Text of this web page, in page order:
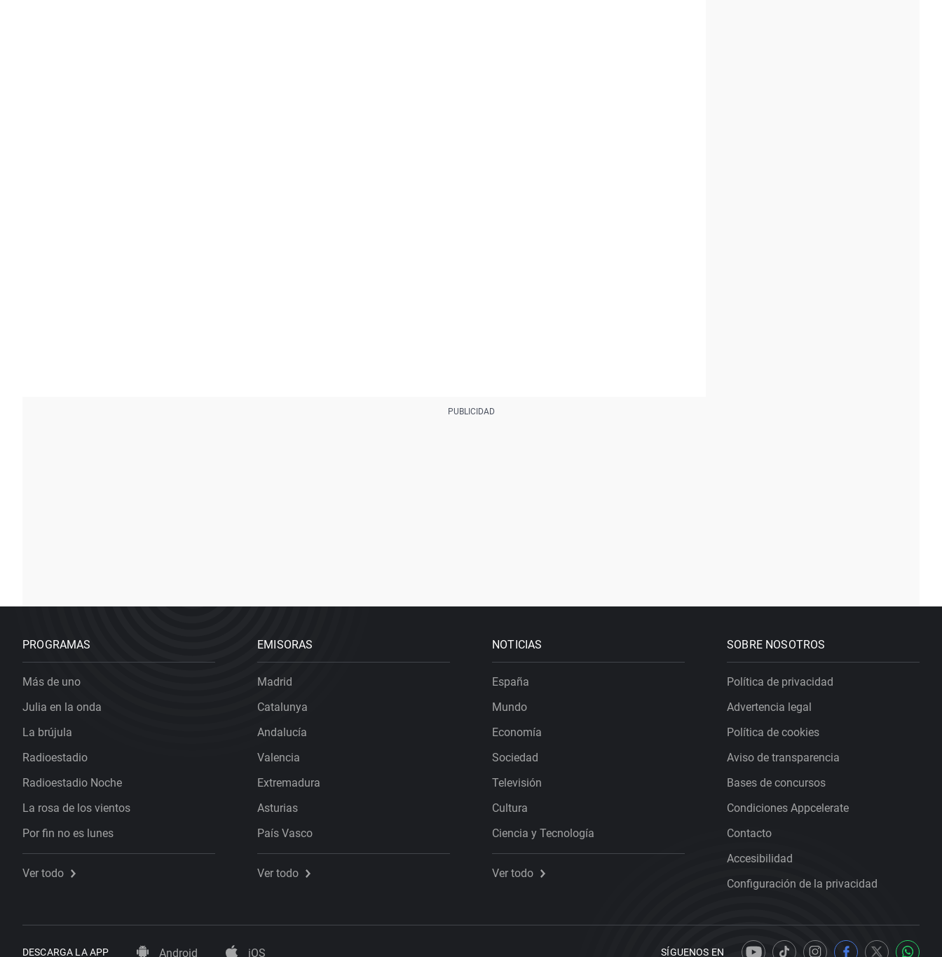
PROGRAMAS
Más de uno
Julia en la onda
La brújula
Radioestadio
Radioestadio Noche
La rosa de los vientos
Por fin no es lunes
Ver todo
EMISORAS
Madrid
Catalunya
Andalucía
Valencia
Extremadura
Asturias
País Vasco
Ver todo
NOTICIAS
España
Mundo
Economía
Sociedad
Televisión
Cultura
Ciencia y Tecnología
Ver todo
SOBRE NOSOTROS
Política de privacidad
Advertencia legal
Política de cookies
Aviso de transparencia
Bases de concursos
Condiciones Appcelerate
Contacto
Accesibilidad
Configuración de la privacidad
DESCARGA LA APP Android iOS SÍGUENOS EN